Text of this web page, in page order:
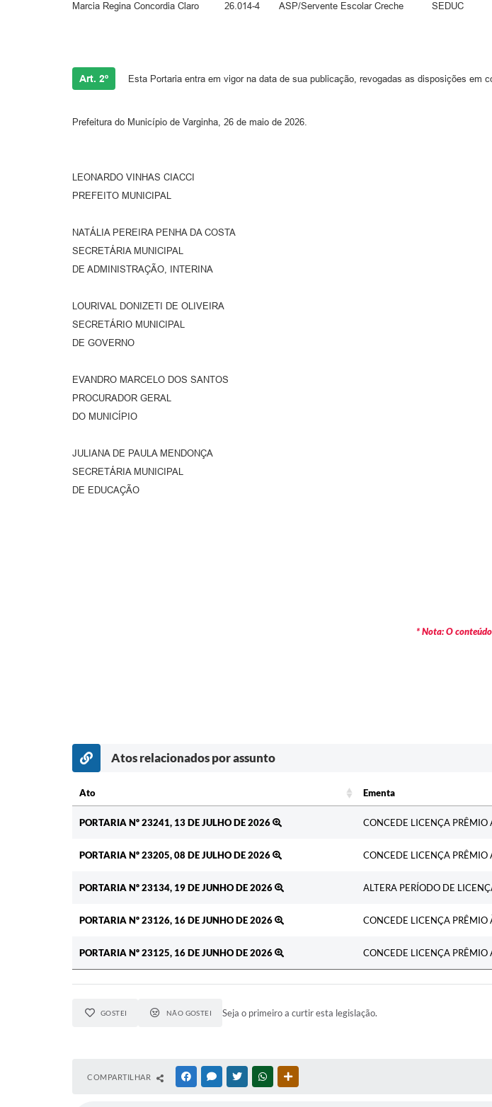
Marcia Regina Concordia Claro 26.014-4 ASP/Servente Escolar Creche SEDUC
a 30/09/
Art. 2º Esta Portaria entra em vigor na data de sua publicação, revogadas as disposições em
Prefeitura do Município de Varginha, 26 de maio de 2026.
LEONARDO VINHAS CIACCI
PREFEITO MUNICIPAL
NATÁLIA PEREIRA PENHA DA COSTA
SECRETÁRIA MUNICIPAL
DE ADMINISTRAÇÃO, INTERINA
LOURIVAL DONIZETI DE OLIVEIRA
SECRETÁRIO MUNICIPAL
DE GOVERNO
EVANDRO MARCELO DOS SANTOS
PROCURADOR GERAL
DO MUNICÍPIO
JULIANA DE PAULA MENDONÇA
SECRETÁRIA MUNICIPAL
DE EDUCAÇÃO
* Nota: O
Atos relacionados por assunto
Ato Ementa
PORTARIA Nº 23241, 13 DE JULHO DE 2026
CONCEDE LICENÇA PRÊMIO
PORTARIA Nº 23205, 08 DE JULHO DE 2026 CONCEDE LICENÇA PRÊMIO
PORTARIA Nº 23134, 19 DE JUNHO DE 2026 ALTERA PERÍODO DE
PORTARIA Nº 23126, 16 DE JUNHO DE 2026 CONCEDE LICENÇA PRÊMIO
PORTARIA Nº 23125, 16 DE JUNHO DE 2026 CONCEDE LICENÇA PRÊMIO
GOSTEI NÃO GOSTEI Seja o primeiro a curtir esta legislação.
COMPARTILHAR FACEBOOKMESSENGER
TWITTERWHATSAPP